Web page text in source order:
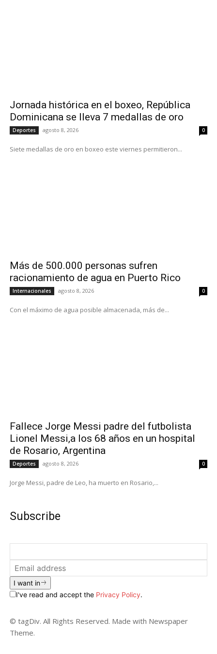
Jornada histórica en el boxeo, República
Dominicana se lleva 7 medallas de oro
Deportes agosto 8, 2026 0
Siete medallas de oro en boxeo este viernes permitieron...
Más de 500.000 personas sufren
racionamiento de agua en Puerto Rico
Internacionales agosto 8, 2026 0
Con el máximo de agua posible almacenada, más de...
Fallece Jorge Messi padre del futbolista
Lionel Messi,a los 68 años en un hospital
de Rosario, Argentina
Deportes agosto 8, 2026 0
Jorge Messi, padre de Leo, ha muerto en Rosario,...
Subscribe
I want in
I've read and accept the Privacy Policy.
© tagDiv. All Rights Reserved. Made with Newspaper
Theme.